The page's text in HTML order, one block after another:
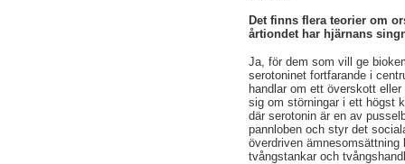
Det finns flera teorier om
årtiondet har hjärnans
Ja, för dem som vill ge
serotoninet fortfarande i
handlar om ett överskott
sig om störningar i ett högst
där serotonin är en av
pannloben och styr det
överdriven
tvångstankar och